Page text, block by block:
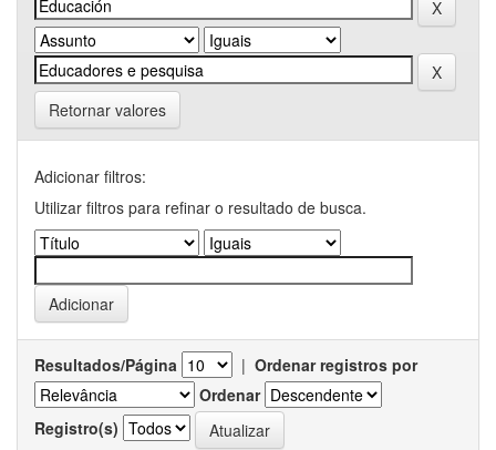
Retornar valores
Adicionar filtros:
Utilizar filtros para refinar o resultado de busca.
Resultados/Página | Ordenar registros por
Ordenar
Registro(s)